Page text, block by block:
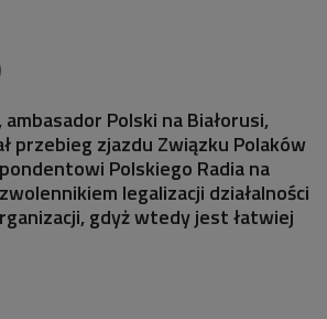
Polski na Białorusi,
przebieg zjazdu Związku Polaków
Polskiego Radia na
legalizacji działalności
gdyż wtedy jest łatwiej